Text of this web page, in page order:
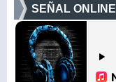
SEÑAL ONLINE